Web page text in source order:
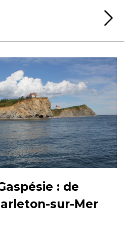
: de
sur-Mer